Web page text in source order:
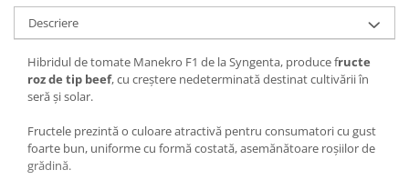
Descriere
Hibridul de tomate Manekro F1 de la Syngenta, produce fructe
roz de tip beef, cu creștere nedeterminată destinat cultivării în
seră și solar.
Fructele prezintă o culoare atractivă pentru consumatori cu gust
foarte bun, uniforme cu formă costată, asemănătoare roșiilor de
grădină.